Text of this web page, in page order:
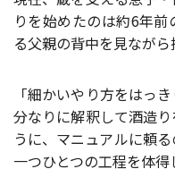
りを始めたのは約6年
る父親の背中を見ながら
「細かいやり方をはっ
分なりに解釈して酒造
うに、マニュアルに頼
一つひとつの工程を体得